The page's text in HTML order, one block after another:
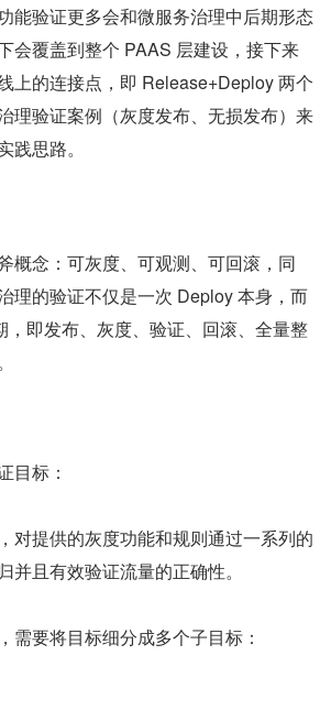
能验证更多会和微服务治理中后期形态
会覆盖到整个 PAAS 层建设，接下来
上的连接点，即 Release+Deploy 两个
理验证案例（灰度发布、无损发布）来
践思路。
概念：可灰度、可观测、可回滚，同
理的验证不仅是一次 Deploy 本身，而
，即发布、灰度、验证、回滚、全量整
目标：
对提供的灰度功能和规则通过一系列的
并且有效验证流量的正确性。
需要将目标细分成多个子目标：